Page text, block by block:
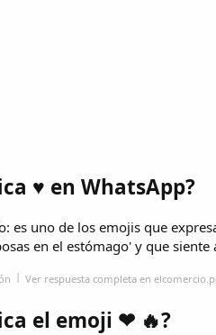
♥ en WhatsApp?
es uno de los emojis que
en el estómago' y que
Ver respuesta completa en
el emoji ❤ 🔥?